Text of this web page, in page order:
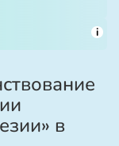
i
в